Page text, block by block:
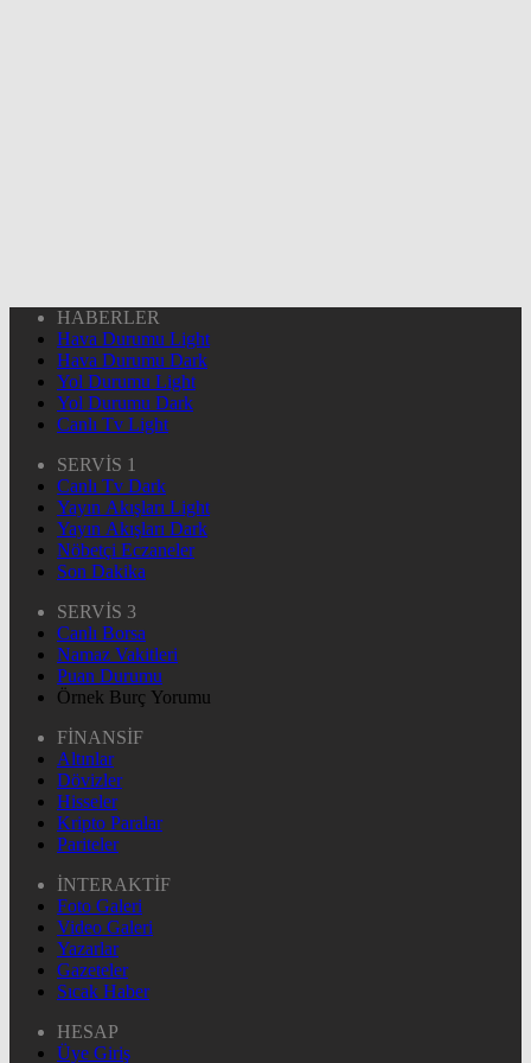
HABERLER
Hava Durumu Light
Hava Durumu Dark
Yol Durumu Light
Yol Durumu Dark
Canlı Tv Light
SERVİS 1
Canlı Tv Dark
Yayın Akışları Light
Yayın Akışları Dark
Nöbetçi Eczaneler
Son Dakika
SERVİS 3
Canlı Borsa
Namaz Vakitleri
Puan Durumu
Örnek Burç Yorumu
FİNANSİF
Altınlar
Dövizler
Hisseler
Kripto Paralar
Pariteler
İNTERAKTİF
Foto Galeri
Video Galeri
Yazarlar
Gazeteler
Sıcak Haber
HESAP
Üye Giriş